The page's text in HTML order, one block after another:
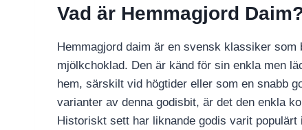
Vad är Hemmagjord
Hemmagjord daim är en svensk klassiker
mjölkchoklad. Den är känd för sin enkla men
hem, särskilt vid högtider eller som en snabb
varianter av denna godisbit, är det den enkla
Historiskt sett har liknande godis varit